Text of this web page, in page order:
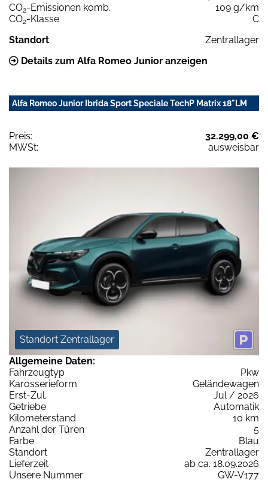
CO2-Emissionen komb.
109 g/km
CO2-Klasse
C
Standort
Zentrallager
Details zum Alfa Romeo Junior anzeigen
Alfa Romeo Junior Ibrida Sport Speciale TechP Matrix 18"LM
Preis:
32.299,00 €
MWSt:
ausweisbar
Standort Zentrallager
Allgemeine Daten:
Fahrzeugtyp
Pkw
Karosserieform
Geländewagen
Erst-Zul.
Jul / 2026
Getriebe
Automatik
Kilometerstand
10 km
Anzahl der Türen
5
Farbe
Blau
Standort
Zentrallager
Lieferzeit
ab ca. 18.09.2026
Unsere Nummer
GW-V177